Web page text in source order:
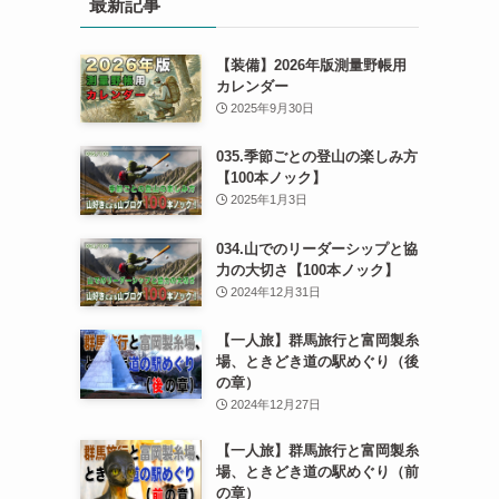
最新記事
【装備】2026年版測量野帳用
カレンダー
2025年9月30日
035.季節ごとの登山の楽しみ方
【100本ノック】
2025年1月3日
034.山でのリーダーシップと協
力の大切さ【100本ノック】
2024年12月31日
【一人旅】群馬旅行と富岡製糸
場、ときどき道の駅めぐり（後
の章）
2024年12月27日
【一人旅】群馬旅行と富岡製糸
場、ときどき道の駅めぐり（前
の章）